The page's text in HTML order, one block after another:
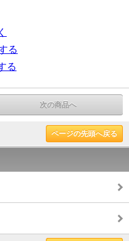
る
る
次の商品へ
ページの先頭へ戻る